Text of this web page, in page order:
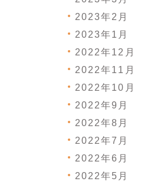
2023年2月
2023年1月
2022年12月
2022年11月
2022年10月
2022年9月
2022年8月
2022年7月
2022年6月
2022年5月